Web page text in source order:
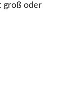
groß oder